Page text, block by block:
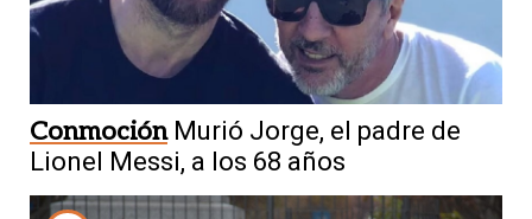
Conmoción Murió Jorge, el padre de
Lionel Messi, a los 68 años